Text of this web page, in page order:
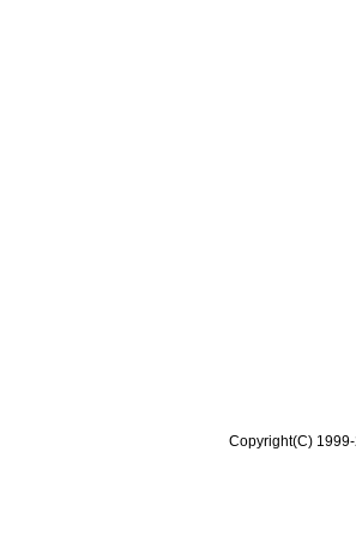
Copyright(C)